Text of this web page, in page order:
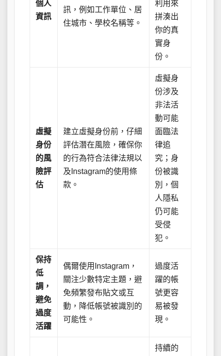
個人
資訊
訊，例如工作單位、居
住城市、學校名稱等。
利用來
拼湊出
你的真
實身
份。
虛擬
身份
的風
險評
估
建立虛擬身份前，仔細
評估潛在風險，確保你
的行為符合法律法規以
及Instagram的使用條
款。
虛擬身
份涉及
非法活
動可能
面臨法
律追
究；身
份被識
別，個
人隱私
仍可能
受侵
犯。
保持
低
調，
避免
過度
活躍
偶爾使用Instagram，
關注少數特定主題，避
免頻繁發布貼文或互
動，降低帳號被識別的
可能性。
過度活
躍的帳
號更容
易被發
現。
持續的